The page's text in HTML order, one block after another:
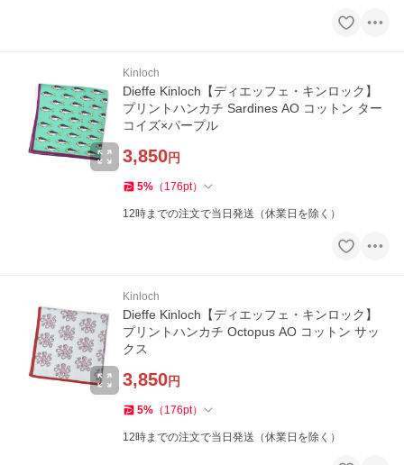
Kinloch
Dieffe Kinloch【ディエッフェ・キンロック】
プリントハンカチ Sardines AO コットン ター
コイズ×パープル
3,850円
5% （ 176pt）
12時までの注文で当日発送（休業日を除く）
Kinloch
Dieffe Kinloch【ディエッフェ・キンロック】
プリントハンカチ Octopus AO コットン サッ
クス
3,850円
5% （ 176pt）
12時までの注文で当日発送（休業日を除く）